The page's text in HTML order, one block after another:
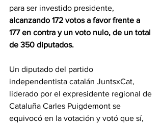
para ser investido presidente,
alcanzando 172 votos a favor frente a
177 en contra y un voto nulo, de un total
de 350 diputados.
Un diputado del partido
independentista catalán JuntsxCat,
liderado por el expresidente regional de
Cataluña Carles Puigdemont se
equivocó en la votación y votó que sí,